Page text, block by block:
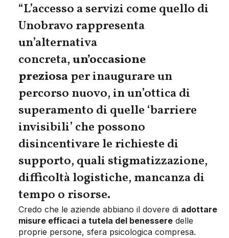
“L’accesso a servizi come quello di
Unobravo rappresenta
un’alternativa
concreta,un’occasione
preziosaper inaugurare un
percorso nuovo, in un’ottica di
superamento di quelle ‘barriere
invisibili’ che possono
disincentivare le richieste di
supporto, quali stigmatizzazione,
difficoltà logistiche, mancanza di
tempo o risorse.
Credo che le aziende abbiano il dovere di adottare
misure efficaci a tutela del benessere delle
proprie persone, sfera psicologica compresa.